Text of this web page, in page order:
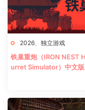
2026、 独立游戏
铁巢重炮（IRON NEST
urret Simulator）中文版